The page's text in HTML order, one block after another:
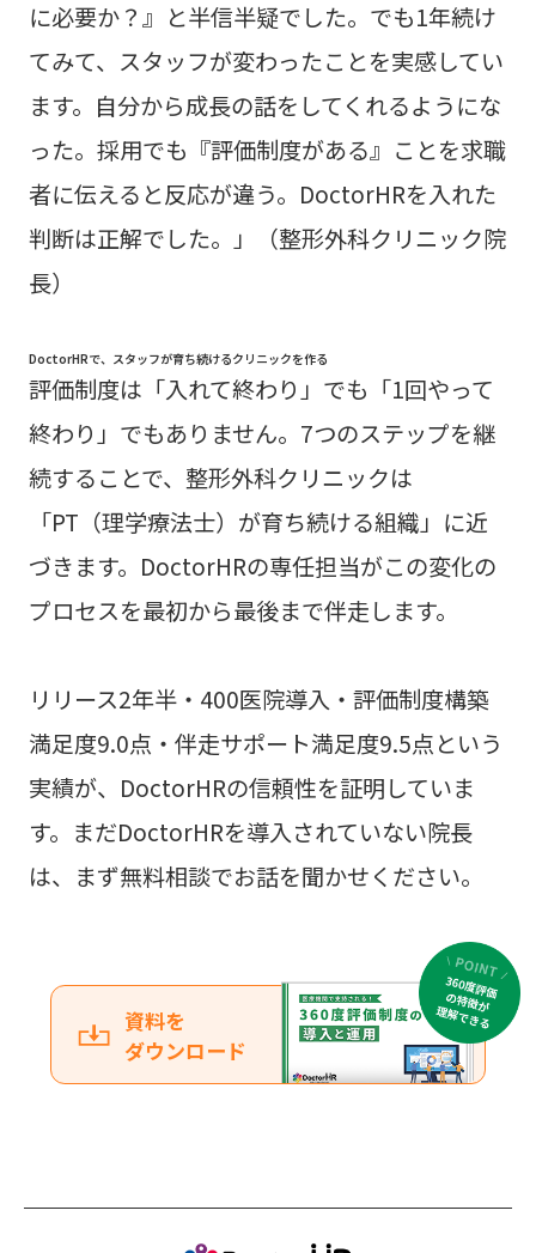
に必要か？』と半信半疑でした。でも1年続け
てみて、スタッフが変わったことを実感してい
ます。自分から成長の話をしてくれるようにな
った。採用でも『評価制度がある』ことを求職
者に伝えると反応が違う。DoctorHRを入れた
判断は正解でした。」（整形外科クリニック院
長）
DoctorHRで、スタッフが育ち続けるクリニックを作る
評価制度は「入れて終わり」でも「1回やって
終わり」でもありません。7つのステップを継
続することで、整形外科クリニックは
「PT（理学療法士）が育ち続ける組織」に近
づきます。DoctorHRの専任担当がこの変化の
プロセスを最初から最後まで伴走します。
リリース2年半・400医院導入・評価制度構築
満足度9.0点・伴走サポート満足度9.5点という
実績が、DoctorHRの信頼性を証明していま
す。まだDoctorHRを導入されていない院長
は、まず無料相談でお話を聞かせください。
資料を
ダウンロード